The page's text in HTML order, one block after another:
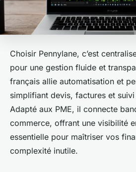
Choisir Pennylane, c’est
pour une gestion fluide et
français allie automatisation et
simplifiant devis, factures et
Adapté aux PME, il connecte
commerce, offrant une visibilité
essentielle pour maîtriser vos
complexité inutile.